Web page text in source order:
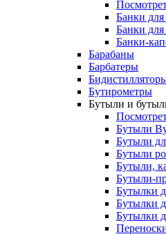
Банки для
Банки
Банки-
Барабаны
Барбатеры
Бутирометры
Бутыли и
Бутыли
Бутыли
Бутыли
Бутыли,
Бутыли-
Бутылки
Бутылки
Бутылки